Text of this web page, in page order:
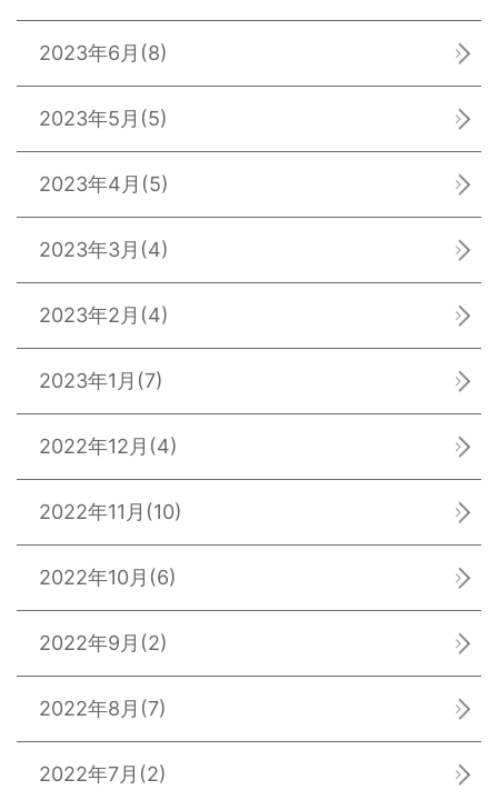
2023年6月 (8)
2023年5月 (5)
2023年4月 (5)
2023年3月 (4)
2023年2月 (4)
2023年1月 (7)
2022年12月 (4)
2022年11月 (10)
2022年10月 (6)
2022年9月 (2)
2022年8月 (7)
2022年7月 (2)